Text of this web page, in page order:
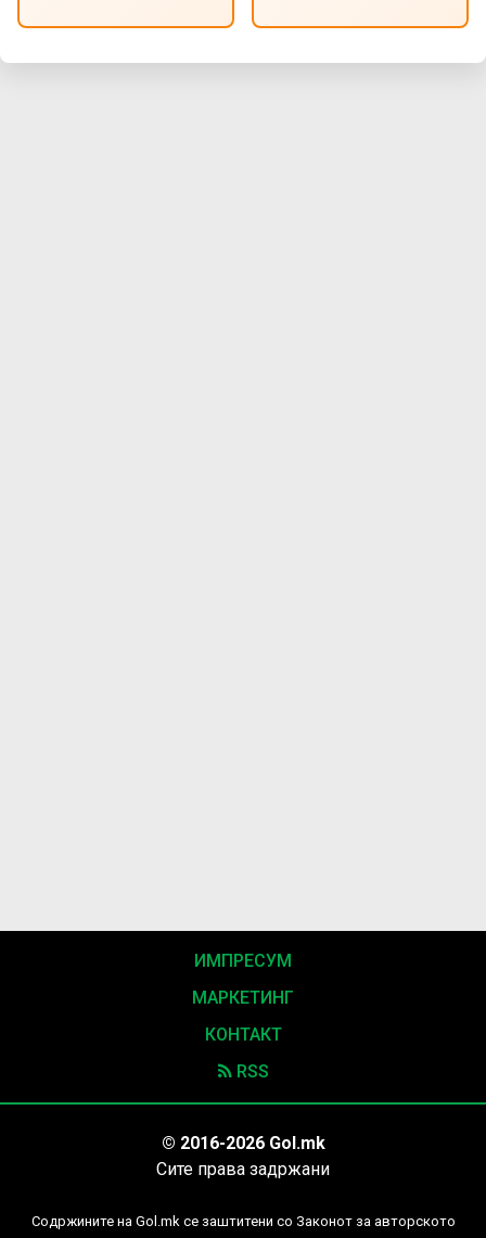
ИМПРЕСУМ
МАРКЕТИНГ
КОНТАКТ
RSS
© 2016-2026 Gol.mk
Сите права задржани
Содржините на Gol.mk се заштитени со Законот за авторското